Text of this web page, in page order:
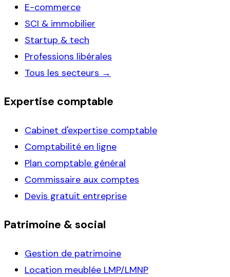
E-commerce
SCI & immobilier
Startup & tech
Professions libérales
Tous les secteurs →
Expertise comptable
Cabinet d'expertise comptable
Comptabilité en ligne
Plan comptable général
Commissaire aux comptes
Devis gratuit entreprise
Patrimoine & social
Gestion de patrimoine
Location meublée LMP/LMNP